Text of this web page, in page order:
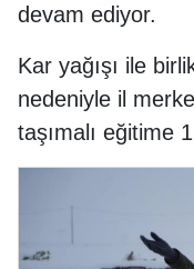
devam ediyor.
Kar yağışı ile
nedeniyle il
taşımalı eğitime